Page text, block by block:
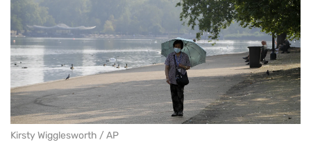
Kirsty Wigglesworth / AP